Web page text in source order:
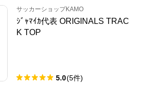
サッカーショップKAMO
ｼﾞｬﾏｲｶ代表 ORIGINALS TRAC
K TOP
5.0(5件)